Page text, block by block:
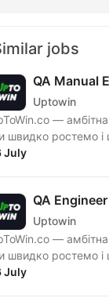
jobs
QA Manual
Uptowin
—
швидко ростемо і
July
QA Engineer
Uptowin
—
швидко ростемо і
July